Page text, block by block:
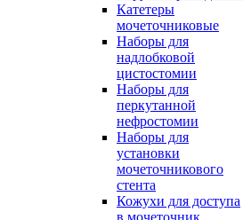
Катетеры
мочеточниковые
Наборы для
надлобковой
цистостомии
Наборы для
перкутанной
нефростомии
Наборы для
установки
мочеточникового
стента
Кожухи для доступа
в мочеточник